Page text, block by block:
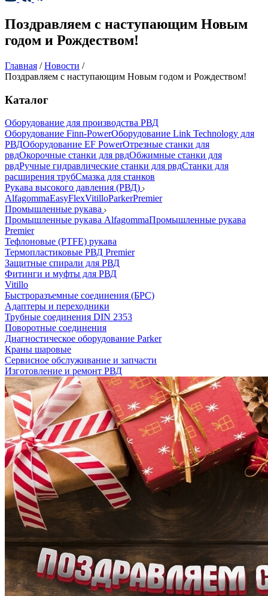
Поздравляем с наступающим Новым
годом и Рождеством!
Главная /Новости /
Поздравляем с наступающим Новым годом и Рождеством!
Каталог
Оборудование для производства РВД
Оборудование Finn-PowerОборудование Link Technology для
РВДОборудование EF PowerОтрезные станки для
рвдОкорочные станки для рвдОбжимные станки для
рвдРучные гидравлические станки для рвдСтанки для
расширения трубСмазка для станков
Рукава высокого давления (РВД)
AlfagommaEasyFlexVitilloParkerPremier
Промышленные рукава
Промышленные рукава AlfagommaПромышленные рукава
Premier
Тефлоновые (PTFE) рукава
Термопластиковые РВД Premier
Защитные спирали для РВД
Фитинги и муфты для РВД
Vitillo
Быстроразъемные соединения (БРС)
Адаптеры и переходники
Трубные соединения DIN 2353
Поворотные соединения
Диагностическое оборудование Parker
Краны шаровые
Сервисное обслуживание и запчасти
Изготовление и ремонт РВД